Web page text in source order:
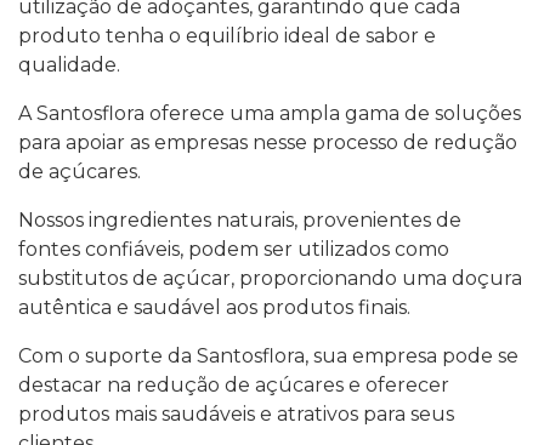
utilização de adoçantes, garantindo que cada
produto tenha o equilíbrio ideal de sabor e
qualidade.
A Santosflora oferece uma ampla gama de soluções
para apoiar as empresas nesse processo de redução
de açúcares.
Nossos ingredientes naturais, provenientes de
fontes confiáveis, podem ser utilizados como
substitutos de açúcar, proporcionando uma doçura
autêntica e saudável aos produtos finais.
Com o suporte da Santosflora, sua empresa pode se
destacar na redução de açúcares e oferecer
produtos mais saudáveis e atrativos para seus